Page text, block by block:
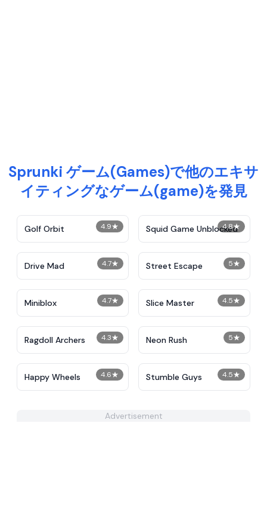
Sprunki ゲーム(Games)で他のエキサ
イティングなゲーム(game)を発見
4.9★
Golf Orbit 4.8★
Squid Game Unblocked
4.7★
Drive Mad 5★
Street Escape
4.7★
Miniblox 4.5★
Slice Master
4.3★
Ragdoll Archers 5★
Neon Rush
4.6★
Happy Wheels 4.5★
Stumble Guys
Advertisement